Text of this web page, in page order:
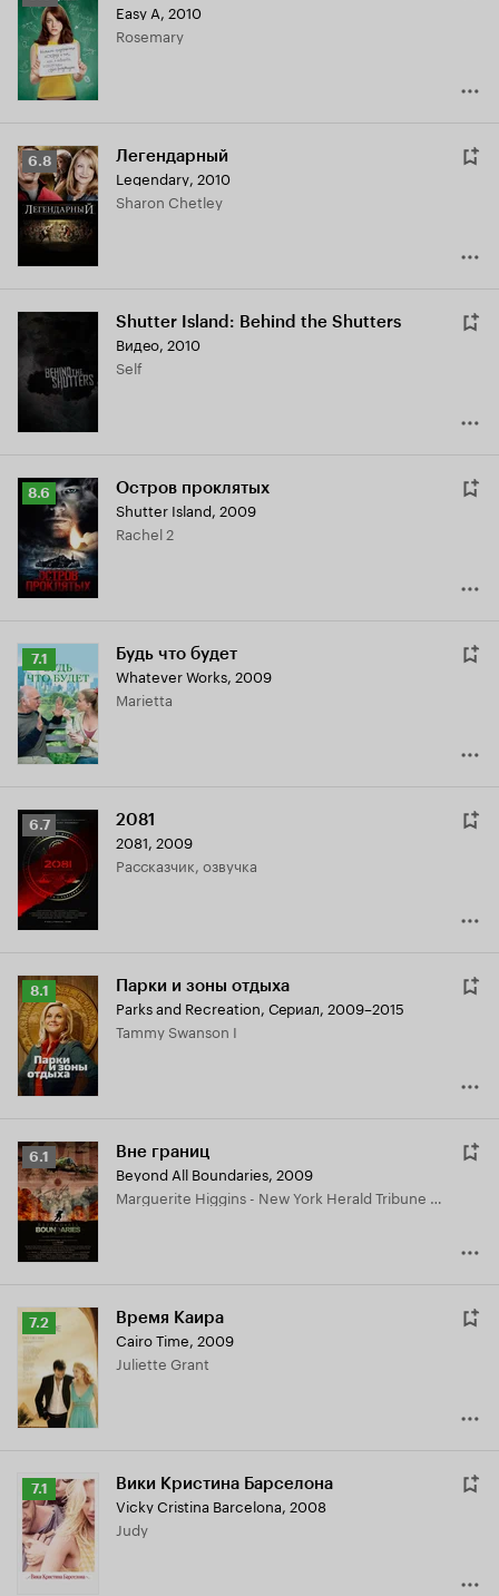
Кинопоиска
6.9
Easy A, 2010
Rosemary
Рейтинг
Кинопоиска
6.8
6.8 Легендарный
Legendary, 2010
Sharon Chetley
Shutter Island: Behind the Shutters
Видео, 2010
Self
Рейтинг
Кинопоиска
8.6
8.6 Остров проклятых
Shutter Island, 2009
Rachel 2
Рейтинг
Кинопоиска
7.1
7.1 Будь что будет
Whatever Works, 2009
Marietta
Рейтинг
Кинопоиска
6.7
6.7 2081
2081, 2009
рассказчик, озвучка
Рейтинг
Кинопоиска
8.1
8.1 Парки и зоны отдыха
Parks and Recreation, Сериал, 2009–2015
Tammy Swanson I
Рейтинг
Кинопоиска
6.1
6.1 Вне границ
Beyond All Boundaries, 2009
Marguerite Higgins - New York Herald Tribune Correspondent, озвучка
Рейтинг
Кинопоиска
7.2
7.2 Время Каира
Cairo Time, 2009
Juliette Grant
Рейтинг
Кинопоиска
7.1
7.1 Вики Кристина Барселона
Vicky Cristina Barcelona, 2008
Judy